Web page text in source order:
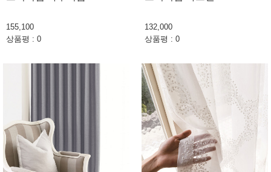
155,100
상품평 : 0
132,000
상품평 : 0